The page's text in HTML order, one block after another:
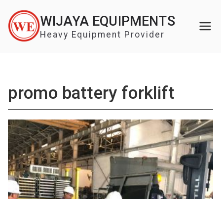
content
WIJAYA EQUIPMENTS
Heavy Equipment Provider
promo battery forklift